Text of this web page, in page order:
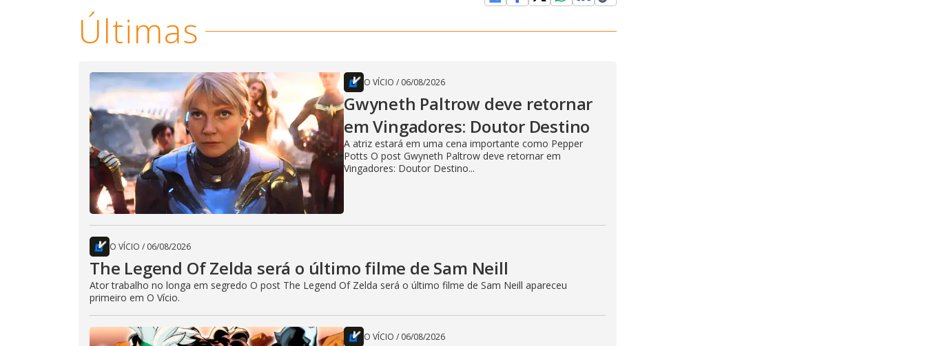
Últimas
O VÍCIO / 06/08/2026
Gwyneth Paltrow deve retornar
em Vingadores: Doutor Destino
A atriz estará em uma cena importante como Pepper
Potts O post Gwyneth Paltrow deve retornar em
Vingadores: Doutor Destino...
O VÍCIO / 06/08/2026
The Legend Of Zelda será o último filme de Sam Neill
Ator trabalho no longa em segredo O post The Legend Of Zelda será o último filme de Sam Neill apareceu
primeiro em O Vício.
O VÍCIO / 06/08/2026